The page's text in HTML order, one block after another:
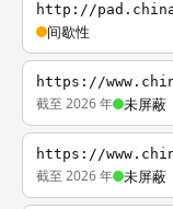
http://
间歇性
https://
截至 2026 年 未屏蔽
https://
截至 2026 年 未屏蔽